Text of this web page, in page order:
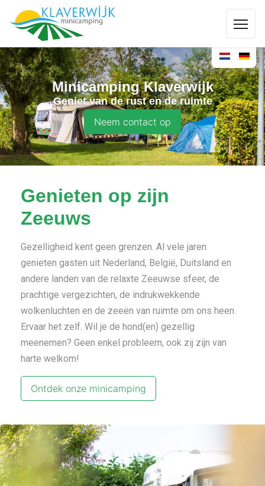
Minicamping Klaverwijk
Geniet van de rust en de ruimte
Neem contact op
Genieten op zijn
Zeeuws
Gezelligheid kent geen grenzen. Al vele jaren
genieten gasten uit Nederland, België, Duitsland en
andere landen van de relaxte Zeeuwse sfeer, de
prachtige vergezichten, de indrukwekkende
wolkenluchten en de zeeën van ruimte om ons heen.
Ervaar het zelf. Wil je de hond(en) gezellig
meenemen? Geen enkel probleem, ook zij zijn van
harte welkom!
Ontdek onze minicamping